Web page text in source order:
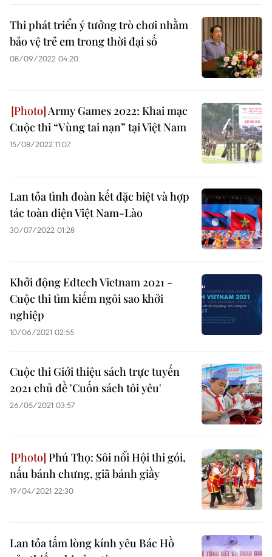
Thi phát triển ý tưởng trò chơi nhằm
bảo vệ trẻ em trong thời đại số
08/09/2022 04:20
Army Games 2022: Khai mạc
Cuộc thi “Vùng tai nạn” tại Việt Nam
15/08/2022 11:07
Lan tỏa tình đoàn kết đặc biệt và hợp
tác toàn diện Việt Nam-Lào
30/07/2022 01:28
Khởi động Edtech Vietnam 2021 -
Cuộc thi tìm kiếm ngôi sao khởi
nghiệp
10/06/2021 02:55
Cuộc thi Giới thiệu sách trực tuyến
2021 chủ đề 'Cuốn sách tôi yêu'
26/05/2021 03:57
Phú Thọ: Sôi nổi Hội thi gói,
nấu bánh chưng, giã bánh giầy
19/04/2021 22:30
Lan tỏa tấm lòng kính yêu Bác Hồ